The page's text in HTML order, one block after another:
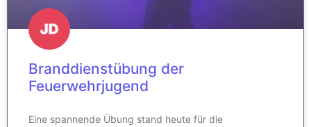
Branddienstübung der
Feuerwehrjugend
Eine spannende Übung stand heute für die